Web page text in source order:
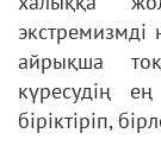
экстремизмді
айрықша
күресудің
біріктіріп,